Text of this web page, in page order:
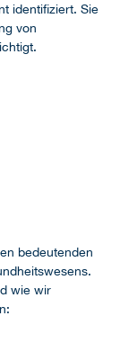
identifiziert. Sie
von
bedeutenden
wie wir